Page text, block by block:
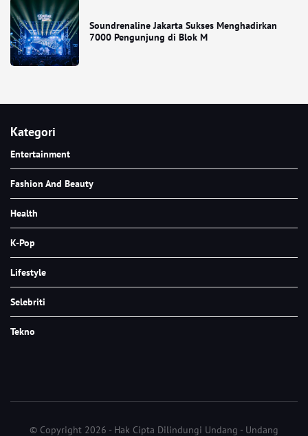
Soundrenaline Jakarta Sukses Menghadirkan
7000 Pengunjung di Blok M
Kategori
Entertainment
Fashion And Beauty
Health
K-Pop
Lifestyle
Selebriti
Tekno
© Copyright 2026 - Hak Cipta Dilindungi Undang - Undang